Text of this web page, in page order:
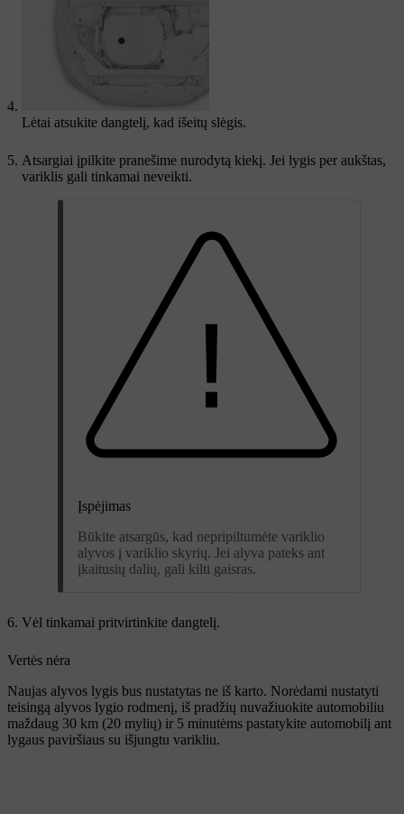
Lėtai atsukite dangtelį, kad išeitų slėgis.
Atsargiai įpilkite pranešime nurodytą kiekį. Jei lygis per aukštas,
variklis gali tinkamai neveikti.
Įspėjimas
Būkite atsargūs, kad nepripiltumėte variklio
alyvos į variklio skyrių. Jei alyva pateks ant
įkaitusių dalių, gali kilti gaisras.
Vėl tinkamai pritvirtinkite dangtelį.
Vertės nėra
Naujas alyvos lygis bus nustatytas ne iš karto. Norėdami nustatyti
teisingą alyvos lygio rodmenį, iš pradžių nuvažiuokite automobiliu
maždaug 30 km (20 mylių) ir 5 minutėms pastatykite automobilį ant
lygaus paviršiaus su išjungtu varikliu.